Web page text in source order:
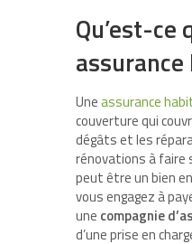
Qu’est-ce
Uneassurance
couverture qui
dégâts et les
rénovations à faire
peut être un bien
vous engagez à
une compagnie
d’une prise en